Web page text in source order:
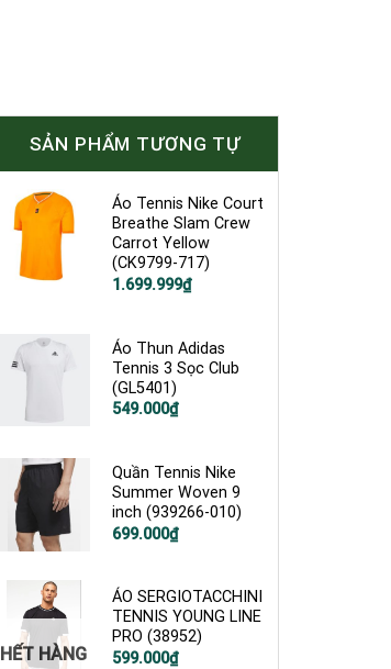
SẢN PHẨM TƯƠNG TỰ
Áo Tennis Nike Court
Breathe Slam Crew
Carrot Yellow
(CK9799-717)
Giá
1.699.999₫
Giá
1.699.999₫.
Áo Thun Adidas
Tennis 3 Sọc Club
(GL5401)
Giá
549.000₫
Giá
549.000₫.
Quần Tennis Nike
Summer Woven 9
inch (939266-010)
Giá
699.000₫
Giá
699.000₫.
HẾT HÀNG
ÁO SERGIOTACCHINI
TENNIS YOUNG LINE
PRO (38952)
Giá
599.000₫
Giá